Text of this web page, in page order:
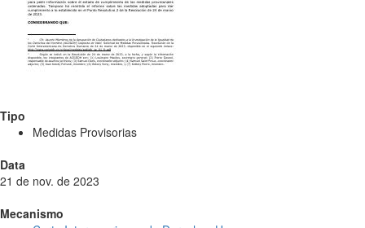
Tipo
Medidas Provisorias
Data
21 de nov. de 2023
Mecanismo